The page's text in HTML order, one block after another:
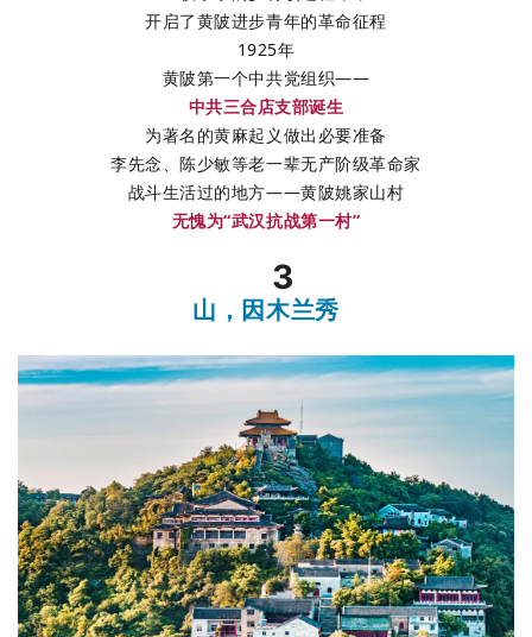
开启了黄陂进步青年的革命征程
1925年
黄陂第一个中共党组织——
中共三合店支部诞生
为著名的黄麻起义做出必要准备
李先念、陈少敏等老一辈无产阶级革命家
战斗生活过的地方——黄陂姚家山村
无愧为“武汉抗战第一村”
3
山，因木兰秀